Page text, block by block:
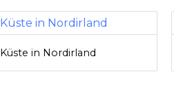
Küste in Nordirland